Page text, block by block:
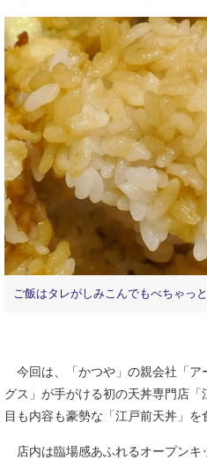
ご飯はタレがしみこんでもべちゃっ
今回は、「かつや」の親会社「ア
グス」が手がける初の天丼専門店
目も内容も豪勢な「江戸前天丼」を
店内は臨場感あふれるオープンキ